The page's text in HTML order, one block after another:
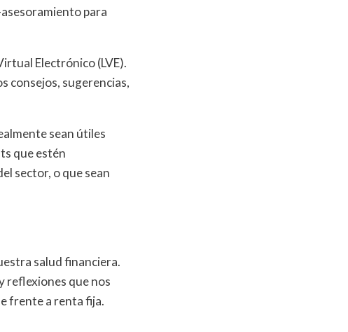
para
Electrónico (LVE).
consejos, sugerencias,
sean útiles
que estén
sector, o que sean
salud financiera.
reflexiones que nos
frente a renta fija.